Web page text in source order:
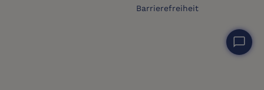
chat_bubble
Barrierefreiheit